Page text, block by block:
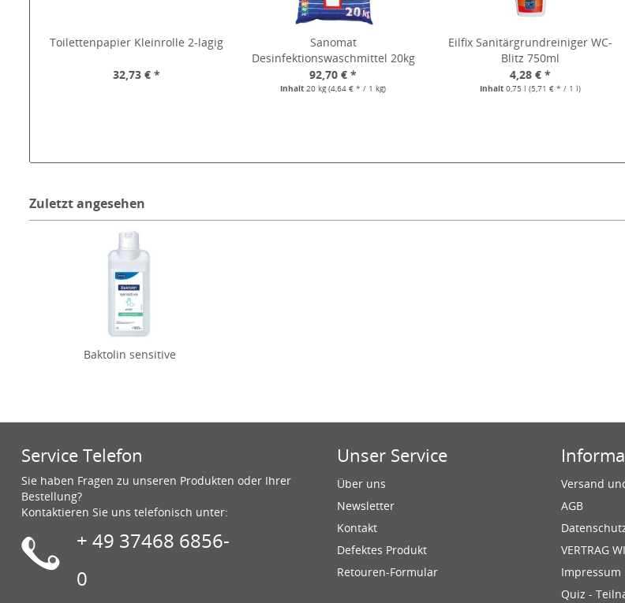
Toilettenpapier Kleinrolle 2-lagig
32,73 € *
Sanomat
Desinfektionswaschmittel 20kg
92,70 € *
Inhalt20 kg(4,64 € * / 1 kg)
Eilfix Sanitärgrundreiniger WC-
Blitz 750ml
4,28 € *
Inhalt 0,75 l (5,71 € * / 1 l)
Zuletzt angesehen
Baktolin sensitive
Service Telefon
Sie haben Fragen zu unseren Produkten oder Ihrer
Bestellung?
Kontaktieren Sie uns telefonisch unter:
+ 49 37468 6856-
0
Unser Service
Über uns
Newsletter
Kontakt
Defektes Produkt
Retouren-Formular
Versand
AGB
VERTRAG
Impressum
Quiz -